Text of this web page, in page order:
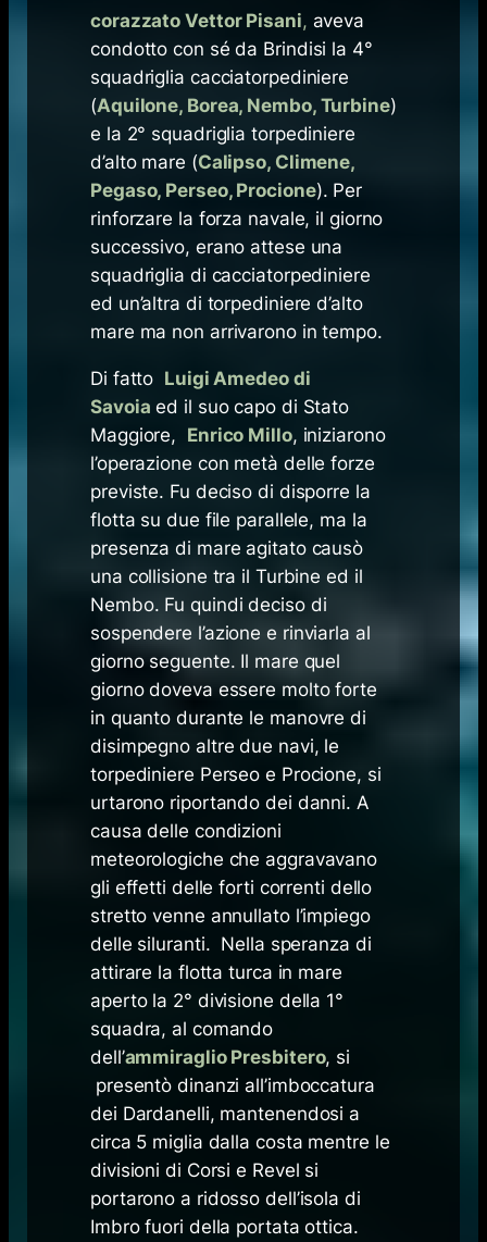
corazzato Vettor Pisani, aveva
condotto con sé da Brindisi la 4°
squadriglia cacciatorpediniere
(Aquilone, Borea, Nembo, Turbine)
e la 2° squadriglia torpediniere
d’alto mare (Calipso, Climene,
Pegaso, Perseo, Procione). Per
rinforzare la forza navale, il giorno
successivo, erano attese una
squadriglia di cacciatorpediniere
ed un’altra di torpediniere d’alto
mare ma non arrivarono in tempo.
Di fatto Luigi Amedeo di
Savoia ed il suo capo di Stato
Maggiore, Enrico Millo, iniziarono
l’operazione con metà delle forze
previste. Fu deciso di disporre la
flotta su due file parallele, ma la
presenza di mare agitato causò
una collisione tra il Turbine ed il
Nembo. Fu quindi deciso di
sospendere l’azione e rinviarla al
giorno seguente. Il mare quel
giorno doveva essere molto forte
in quanto durante le manovre di
disimpegno altre due navi, le
torpediniere Perseo e Procione, si
urtarono riportando dei danni. A
causa delle condizioni
meteorologiche che aggravavano
gli effetti delle forti correnti dello
stretto venne annullato l’impiego
delle siluranti. Nella speranza di
attirare la flotta turca in mare
aperto la 2° divisione della 1°
squadra, al comando
dell’ammiraglio Presbitero, si
presentò dinanzi all’imboccatura
dei Dardanelli, mantenendosi a
circa 5 miglia dalla costa mentre le
divisioni di Corsi e Revel si
portarono a ridosso dell’isola di
Imbro fuori della portata ottica.